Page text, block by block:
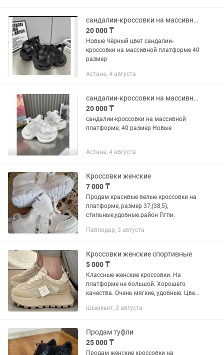
сандалии-кроссовки на массивной платформе
20 000 ₸
Новые Чёрный цвет сандалии-
кроссовки на массивной платформе 40
размер
Астана, 4 августа
сандалии-кроссовки на массивной платформе
20 000 ₸
сандалии-кроссовки на массивной
платформе; 40 размер Новые
Астана, 4 августа
Кроссовки женские
7 000 ₸
Продам красивые белые кроссовки на
платформе, размер 37,(38,5),
стильные,удобные.район Пгпи.
Павлодар, 3 августа
Кроссовки женские спортивные
5 000 ₸
Классные женские кроссовки. На
платформе не большой. Хорошего
качества. Очень мягкие, удобные. Цвет
Шымкент, 3 августа
Продам туфли
25 000 ₸
Продам женские кроссовки на